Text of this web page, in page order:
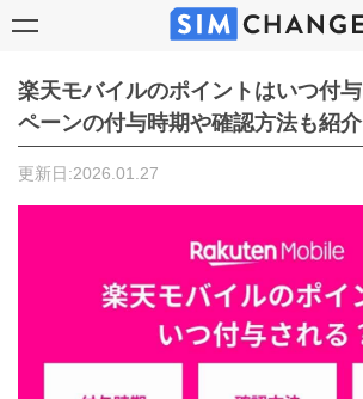
楽天モバイルのポイントはいつ付
ペーンの付与時期や確認方法も紹介
更新日:2026.01.27